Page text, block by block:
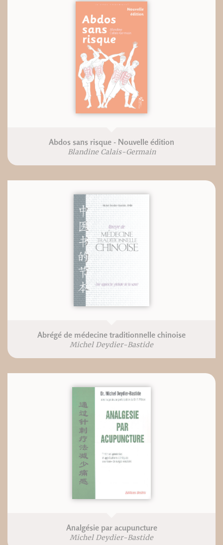
Abdos sans risque - Nouvelle édition
Blandine Calais-Germain
Abrégé de médecine traditionnelle chinoise
Michel Deydier-Bastide
Analgésie par acupuncture
Michel Deydier-Bastide